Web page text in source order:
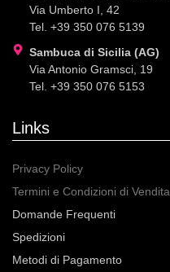
Via Umberto I, 42
Tel. +39 350 076 5139
Sambuca di Sicilia (AG)
Via Antonio Gramsci, 19
Tel. +39 350 076 5153
Links
Privacy Policy
Termini e Condizioni di Vendita
Domande Frequenti
Spedizioni
Metodi di Pagamento